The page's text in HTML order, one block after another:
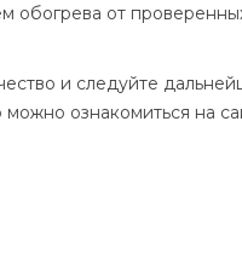
обогрева от
и следуйте
ознакомиться на